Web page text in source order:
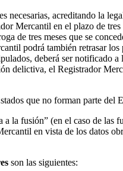
necesarias, acreditando la
Mercantil en el plazo de tres
de tres meses que se
podrá también retrasar los
deberá ser notificado
delictiva, el Registrador
que no forman parte del
la fusión” (en el caso de las
en vista de los datos
son las siguientes: